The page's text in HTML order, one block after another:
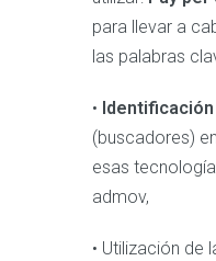
para llevar a
las palabras
•
(buscadores)
esas
admov,
• Utilización de